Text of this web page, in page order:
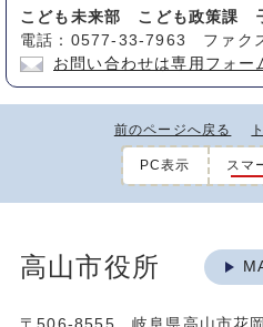
こども未来部 こども政策課
電話：0577-33-7963 ファク
お問い合わせは専用フォー
前のページへ戻る
PC表示 スマ
高山市役所